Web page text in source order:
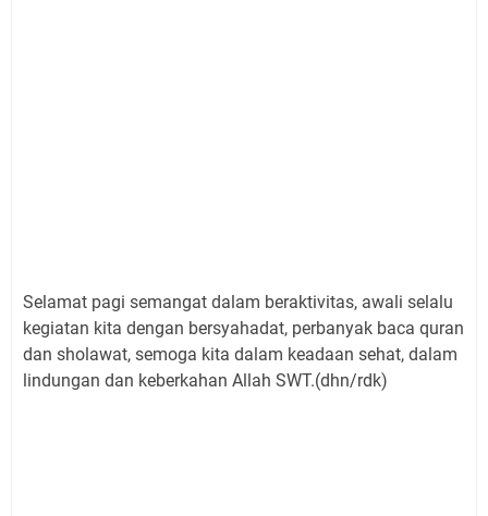
Selamat pagi semangat dalam beraktivitas, awali selalu
kegiatan kita dengan bersyahadat, perbanyak baca quran
dan sholawat, semoga kita dalam keadaan sehat, dalam
lindungan dan keberkahan Allah SWT.(dhn/rdk)